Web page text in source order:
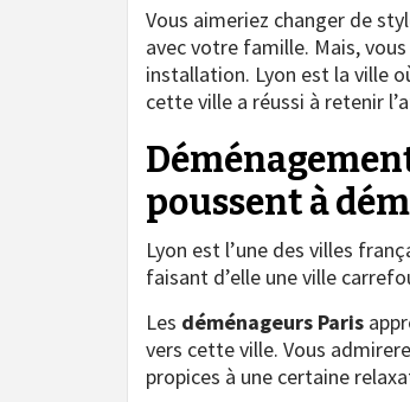
Vous aimeriez changer de
avec votre famille. Mais,
installation. Lyon est la ville
cette ville a réussi à retenir
poussent à
Lyon est l’une des villes
faisant d’elle une ville
Les déménageurs Paris
vers cette ville. Vous
propices à une certaine